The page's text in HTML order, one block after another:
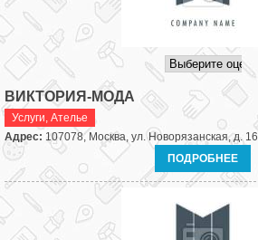
ВИКТОРИЯ-МОДА
Услуги, Ателье
Адрес: 107078, Москва, ул. Новорязанская, д. 16
ПОДРОБНЕЕ